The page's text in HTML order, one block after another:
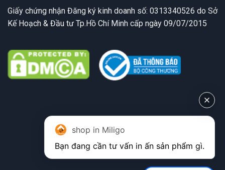
Giấy chứng nhận Đăng ký kinh doanh số: 0313340526 do Sở
Kế Hoạch & Đầu tư Tp.Hồ Chí Minh cấp ngày 09/07/2015
shop in Miligo